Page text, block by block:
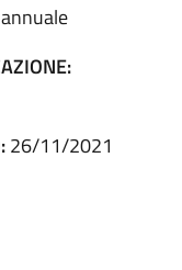
26/11/2021